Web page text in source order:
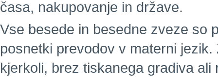
časa, nakupovanje in države.
Vse besede in besedne zveze so
posnetki prevodov v materni
kjerkoli, brez tiskanega gradiva